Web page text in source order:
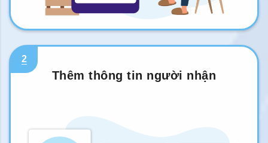
2
Thêm thông tin người nhận